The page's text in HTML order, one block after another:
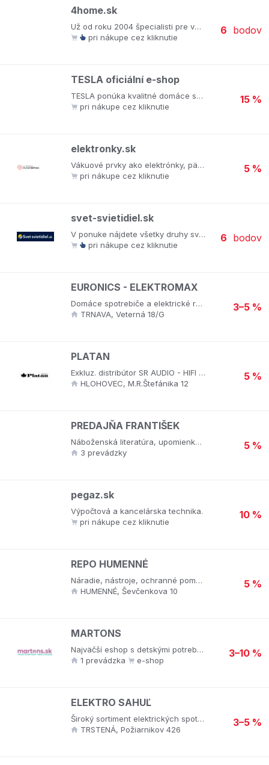
4home.sk
Už od roku 2004 špecialisti pre váš dom, byt a záhradu, prinášajú originálny aj praktický tovar pre každého. Vyberať môžete zo štýlového bytového textilu, originálnych bytových dekorácií a doplnkov, moderného vybavenia kuchyne a jedálne i nenahraditeľných pomocníkov a techniku do záhrady či dielne.
pri nákupe cez kliknutie
6 bodov
TESLA oficiální e-shop
TESLA ponúka kvalitné domáce spotrebiče – robotické vysávače, multimediálne centrá, set-top boxy, multifunkčné tlakové hrnce, fritézy, GSM alarm a ďalšie.
pri nákupe cez kliknutie
15 %
elektronky.sk
Vákuové prvky ako elektrónky, pätice a kondenzátory.
pri nákupe cez kliknutie
5 %
svet-svietidiel.sk
V ponuke nájdete všetky druhy svietidiel a osvetlenia do exteriéru aj interiéru. Konkrétne sa jedná o produkty od výrobcov BRILUM, DALEN, EGLO, ESEO, FARO BARCELONA, GLOBO, GREENLUX, HADEX, IDEAL LUX, JUPITER, KEMAR, LEDKO, LIRIO, LUCIDE, LUXERA, MASSIVE, NARVA, PANLUX, PAUL , RABALUX, SKOFF, STEINEL, TOPLIGHT A WOFI a ďalšie. Okrem najrôznejších typov svietidiel ponúkame elektromateriál, svetelné zdroje. Ponuku sme teraz rozšírili napríklad o solárne panely, veci do domácnosti, myslíme aj na našich najmenších a miláčikov. Najobľúbenejšie a najlepšie svietidlá ponúkame vždy za zvýhodnené ceny, ku ktorým navyše ponúkame garanciu ceny.
pri nákupe cez kliknutie
6 bodov
EURONICS - ELEKTROMAX
Domáce spotrebiče a elektrické ručné náradie, počítače, spotrebná elektronika a elektrospotrebiče.
TRNAVA, Veterná 18/G
3–5 %
PLATAN
Exkluz. distribútor SR AUDIO - HIFI zn. AUDIO PHYSIC, CLEARAUDIO, CARDAS, NEOTECH, VADENHUL, VELODYNE, PRIMARE, EPOS, CREEK, AVALON, AYRE, ACOUSTIC ENERGY, ISOTEK, CARY AUDIO, FINITE ELEMENTE, JEFF ROWLAND, SHUNYATA RESEARCH.
HLOHOVEC, M.R.Štefánika 12
5 %
PREDAJŇA FRANTIŠEK
Náboženská literatúra, upomienkové náboženské predmety, CD a DVD nosiče, drevorezby, ikony, obrazy a iné.
3 prevádzky
5 %
pegaz.sk
Výpočtová a kancelárska technika.
pri nákupe cez kliknutie
10 %
REPO HUMENNÉ
Náradie, nástroje, ochranné pomôcky, elektronáradie, záhradná technika, spojovací materiál, maliarske potreby.
HUMENNÉ, Ševčenkova 10
5 %
MARTONS
Najväčší eshop s detskými potrebami, starostlivosťou o dieťa a drogériou! Široká ponuka silikónových doplnkov pre kŕmenie vašich najmenších, detského oblečenia, zariadenie detskej izbičky a komplet výbava na cestovanie s deťmi. Okrem toho sú v ponuke zdravotnícke potreby aj spotrebá elektronika.
1 prevádzka
e-shop
3–10 %
ELEKTRO SAHUĽ
Široký sortiment elektrických spotrebičov, odborné poradenstvo.
TRSTENÁ, Požiarnikov 426
3–5 %